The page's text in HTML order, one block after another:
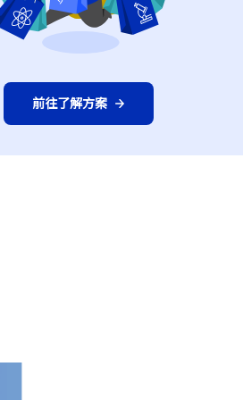
前往了解方案